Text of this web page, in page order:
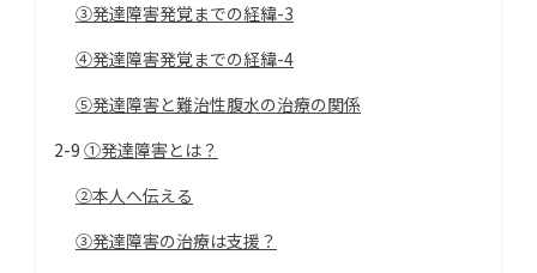
③発達障害発覚までの経緯-3
④発達障害発覚までの経緯-4
⑤発達障害と難治性腹水の治療の関係
2-9 ①発達障害とは？
②本人へ伝える
③発達障害の治療は支援？